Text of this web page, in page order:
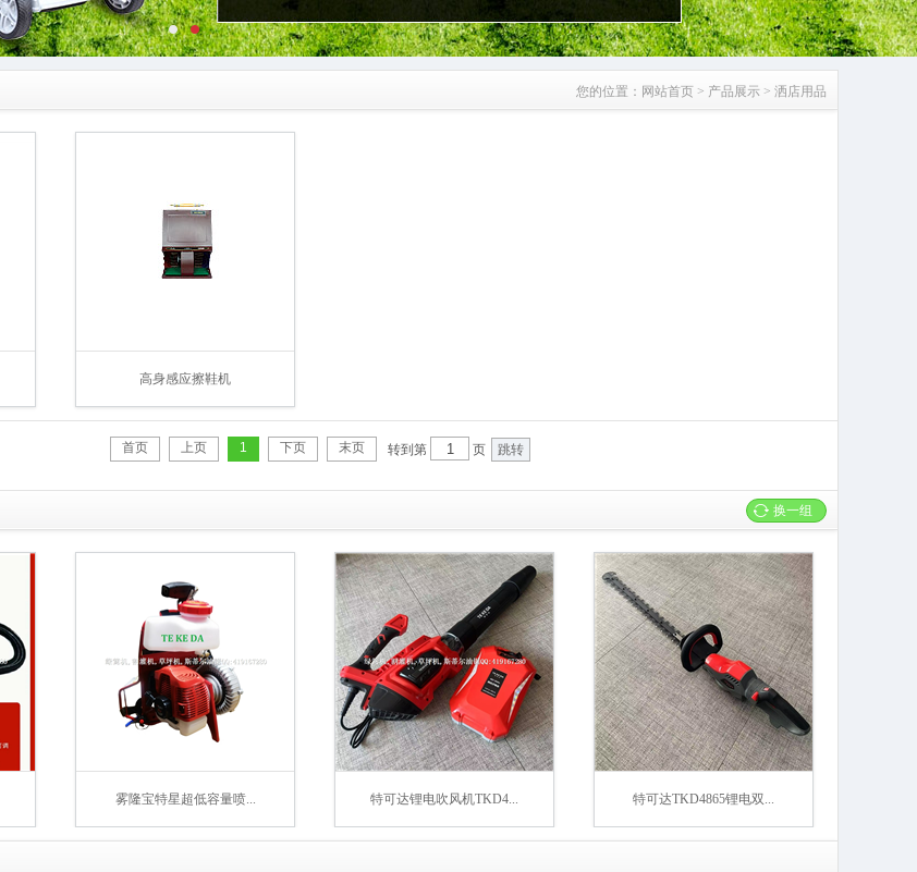
您的位置： 网站首页 > 产品展示 > 洒店用品
高身感应擦鞋机
首页 上页 1 下页 末页 转到第 页
换一组
雾隆宝特星超低容量喷... 特可达锂电吹风机TKD4... 特可达TKD4865锂电双...